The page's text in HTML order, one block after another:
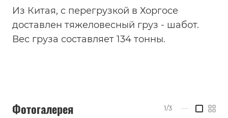
Из Китая, с перегрузкой в Хоргосе
доставлен тяжеловесный груз - шабот.
Вес груза составляет 134 тонны.
Фотогалерея 1/3 —